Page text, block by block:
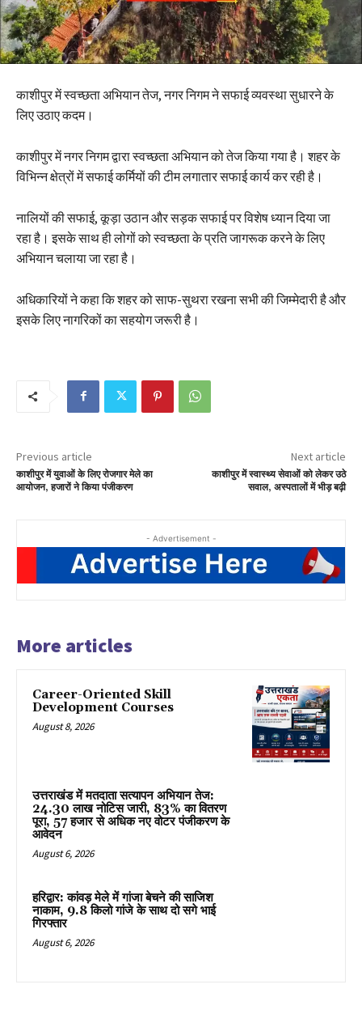
काशीपुर में स्वच्छता अभियान तेज, नगर निगम ने सफाई व्यवस्था सुधारने के
लिए उठाए कदम।
काशीपुर में नगर निगम द्वारा स्वच्छता अभियान को तेज किया गया है। शहर के
विभिन्न क्षेत्रों में सफाई कर्मियों की टीम लगातार सफाई कार्य कर रही है।
नालियों की सफाई, कूड़ा उठान और सड़क सफाई पर विशेष ध्यान दिया जा
रहा है। इसके साथ ही लोगों को स्वच्छता के प्रति जागरूक करने के लिए
अभियान चलाया जा रहा है।
अधिकारियों ने कहा कि शहर को साफ-सुथरा रखना सभी की जिम्मेदारी है और
इसके लिए नागरिकों का सहयोग जरूरी है।
Previous article
काशीपुर में युवाओं के लिए रोजगार मेले का
आयोजन, हजारों ने किया पंजीकरण
Next article
काशीपुर में स्वास्थ्य सेवाओं को लेकर उठे
सवाल, अस्पतालों में भीड़ बढ़ी
- Advertisement -
More articles
Career-Oriented Skill
Development Courses
August 8, 2026
उत्तराखंड में मतदाता सत्यापन अभियान तेज:
24.30 लाख नोटिस जारी, 83% का वितरण
पूरा, 57 हजार से अधिक नए वोटर पंजीकरण के
आवेदन
August 6, 2026
हरिद्वार: कांवड़ मेले में गांजा बेचने की साजिश
नाकाम, 9.8 किलो गांजे के साथ दो सगे भाई
गिरफ्तार
August 6, 2026